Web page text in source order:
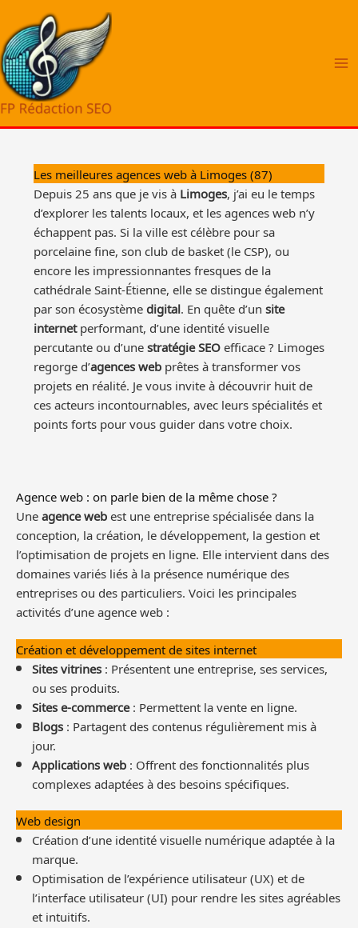
contenu
Les meilleures agences web à Limoges (87)
Depuis 25 ans que je vis àLimoges, j’ai eu le temps
d’explorer les talents locaux, et les agences web n’y
échappent pas. Si la ville est célèbre pour sa
porcelaine fine, son club de basket (le CSP), ou
encore les impressionnantes fresques de la
cathédrale Saint-Étienne, elle se distingue également
par son écosystèmedigital. En quête d’unsite
internetperformant, d’une identité visuelle
percutante ou d’unestratégie SEOefficace ? Limoges
regorge d’agences webprêtes à transformer vos
projets en réalité. Je vous invite à découvrir huit de
ces acteurs incontournables, avec leurs spécialités et
points forts pour vous guider dans votre choix.
Agence web : on parle bien de la même chose ?
Uneagence webest une entreprise spécialisée dans la
conception, la création, le développement, la gestion et
l’optimisation de projets en ligne. Elle intervient dans des
domaines variés liés à la présence numérique des
entreprises ou des particuliers. Voici les principales
activités d’une agence web :
Création et développement de sites internet
Sites vitrines: Présentent une entreprise, ses services,
ou ses produits.
Sites e-commerce: Permettent la vente en ligne.
Blogs: Partagent des contenus régulièrement mis à
jour.
Applications web: Offrent des fonctionnalités plus
complexes adaptées à des besoins spécifiques.
Web design
Création d’une identité visuelle numérique adaptée à la
marque.
Optimisation de l’expérience utilisateur (UX) et de
l’interface utilisateur (UI) pour rendre les sites agréables
et intuitifs.